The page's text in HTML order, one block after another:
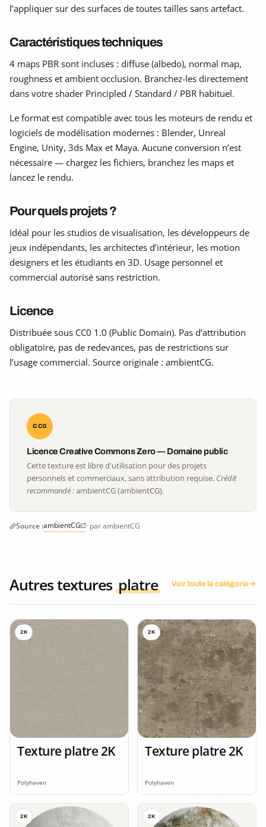
l’appliquer sur des surfaces de toutes tailles sans artefact.
Caractéristiques techniques
4 maps PBR sont incluses : diffuse (albedo), normal map,
roughness et ambient occlusion. Branchez-les directement
dans votre shader Principled / Standard / PBR habituel.
Le format est compatible avec tous les moteurs de rendu et
logiciels de modélisation modernes : Blender, Unreal
Engine, Unity, 3ds Max et Maya. Aucune conversion n’est
nécessaire — chargez les fichiers, branchez les maps et
lancez le rendu.
Pour quels projets ?
Idéal pour les studios de visualisation, les développeurs de
jeux indépendants, les architectes d’intérieur, les motion
designers et les étudiants en 3D. Usage personnel et
commercial autorisé sans restriction.
Licence
Distribuée sous CC0 1.0 (Public Domain). Pas d’attribution
obligatoire, pas de redevances, pas de restrictions sur
l’usage commercial. Source originale : ambientCG.
CC0
Licence Creative Commons Zero — Domaine public
Cette texture est libre d'utilisation pour des projets
personnels et commerciaux, sans attribution requise. Crédit
recommandé :ambientCG (ambientCG).
Source :ambientCG · par ambientCG
Autres textures platre Voir toute la catégorie
2K
Texture platre 2K
Polyhaven
2K
Texture platre 2K
Polyhaven
2K 2K